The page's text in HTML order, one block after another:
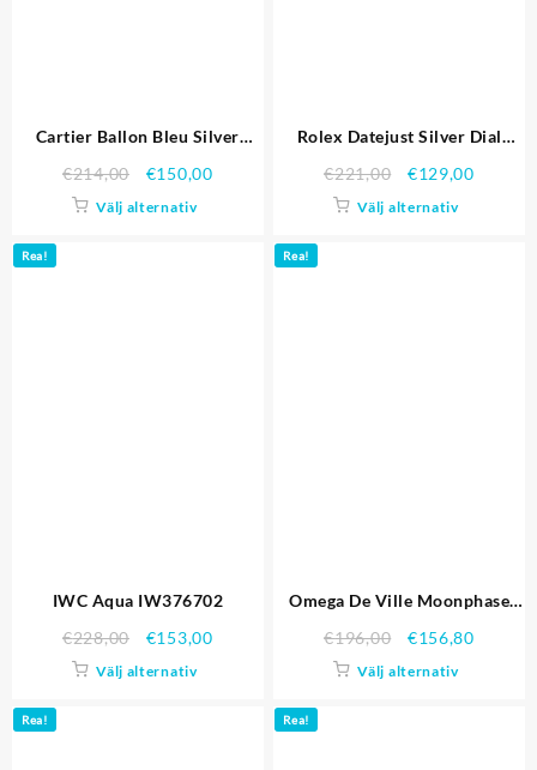
Cartier Ballon Bleu Silver
läder Band 621.551 Replika
Klockor
€214,00 €150,00
Välj alternativ
Rolex Datejust Silver Dial
Klockor
€221,00 €129,00
Välj alternativ
Rea!
IWC Aqua IW376702
€228,00 €153,00
Välj alternativ
Rea!
Omega De Ville Moonphase
svarta läderarmband 1454227
Replika Klockor
€196,00 €156,80
Välj alternativ
Rea! Rea!